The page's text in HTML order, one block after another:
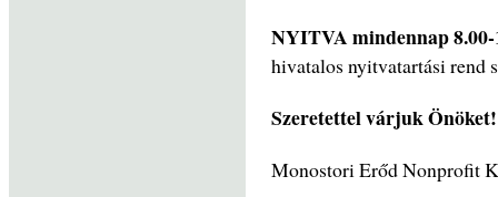
NYITVAmindennap
hivatalos nyitvatartási rend
Szeretettel várjuk Önöket!
Monostori Erőd Nonprofit